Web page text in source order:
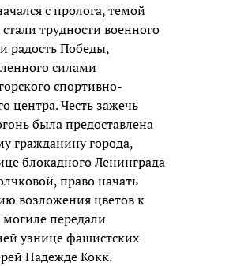
с пролога, темой
трудности военного
радость Победы,
силами
спортивно-
центра. Честь зажечь
была предоставлена
гражданину города,
блокадного Ленинграда
право начать
возложения цветов к
могиле передали
узнице фашистских
Надежде Кокк.